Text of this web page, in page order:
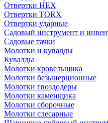
Отвертки HEX
Отвертки TORX
Отвертки ударные
Садовый инструмент и
Садовые тачки
Молотки и кувалды
Кувалды
Молотки кровельщика
Молотки безынерционные
Молотки гвоздодеры
Молотки каменщика
Молотки сборочные
Молотки слесарные